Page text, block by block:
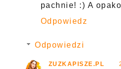
pachnie! :) A
Odpowiedz
Odpowiedzi
ZUZKAPISZE.PL